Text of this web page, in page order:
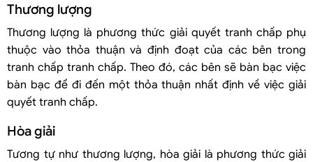
Thương lượng
Thương lượng là phương thức giải quyết tranh chấp phụ
thuộc vào thỏa thuận và định đoạt của các bên trong
tranh chấp tranh chấp. Theo đó, các bên sẽ bàn bạc việc
bàn bạc để đi đến một thỏa thuận nhất định về việc giải
quyết tranh chấp.
Hòa giải
Tương tự như thương lượng, hòa giải là phương thức giải